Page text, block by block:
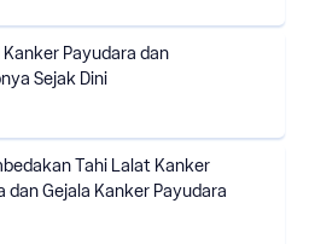
Kanker Payudara dan
Sejak Dini
Tahi Lalat Kanker
dan Gejala Kanker Payudara